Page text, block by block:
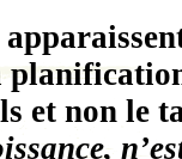
et non le